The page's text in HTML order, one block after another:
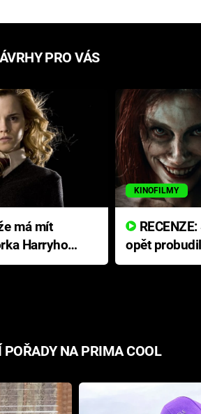
PRO VÁS
má mít
Harryho
KINOFILMY
opět
přichází s
POŘADY NA PRIMA COOL